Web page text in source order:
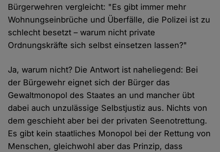
Bürgerwehren vergleicht: "Es gibt immer mehr
Wohnungseinbrüche und Überfälle, die Polizei ist zu
schlecht besetzt – warum nicht private
Ordnungskräfte sich selbst einsetzen lassen?"
Ja, warum nicht? Die Antwort ist naheliegend: Bei
der Bürgewehr eignet sich der Bürger das
Gewaltmonopol des Staates an und mancher übt
dabei auch unzulässige Selbstjustiz aus. Nichts von
dem geschieht aber bei der privaten Seenotrettung.
Es gibt kein staatliches Monopol bei der Rettung von
Menschen, gleichwohl aber das Prinzip, dass